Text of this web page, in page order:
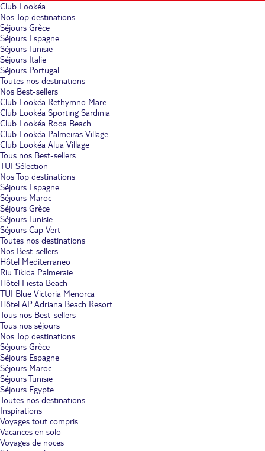
Club Lookéa
Nos Top destinations
Séjours Grèce
Séjours Espagne
Séjours Tunisie
Séjours Italie
Séjours Portugal
Toutes nos destinations
Nos Best-sellers
Club Lookéa Rethymno Mare
Club Lookéa Sporting Sardinia
Club Lookéa Roda Beach
Club Lookéa Palmeiras Village
Club Lookéa Alua Village
Tous nos Best-sellers
TUI Sélection
Nos Top destinations
Séjours Espagne
Séjours Maroc
Séjours Grèce
Séjours Tunisie
Séjours Cap Vert
Toutes nos destinations
Nos Best-sellers
Hôtel Mediterraneo
Riu Tikida Palmeraie
Hôtel Fiesta Beach
TUI Blue Victoria Menorca
Hôtel AP Adriana Beach Resort
Tous nos Best-sellers
Tous nos séjours
Nos Top destinations
Séjours Grèce
Séjours Espagne
Séjours Maroc
Séjours Tunisie
Séjours Egypte
Toutes nos destinations
Inspirations
Voyages tout compris
Vacances en solo
Voyages de noces